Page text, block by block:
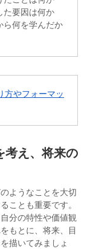
た要因は何か
ら何を学んだか
方やフォーマッ
考え、将来の
ようなことを大切
ことも重要です。
分の特性や価値観
もとに、将来、目
描いてみましょ